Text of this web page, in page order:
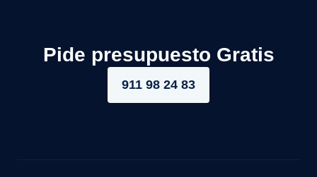
Pide presupuesto Gratis
911 98 24 83